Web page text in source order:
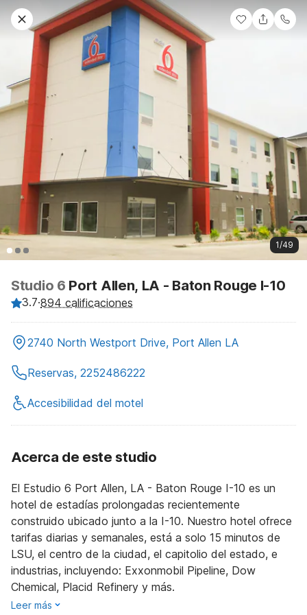
1/49
Studio 6 Port Allen, LA - Baton Rouge I-10
3.7·894 calificaciones
2740 North Westport Drive, Port Allen LA
Reservas, 2252486222
Accesibilidad del motel
Acerca de este studio
El Estudio 6 Port Allen, LA - Baton Rouge I-10 es un
hotel de estadías prolongadas recientemente
construido ubicado junto a la I-10. Nuestro hotel ofrece
tarifas diarias y semanales, está a solo 15 minutos de
LSU, el centro de la ciudad, el capitolio del estado, e
industrias, incluyendo: Exxonmobil Pipeline, Dow
Chemical, Placid Refinery y más.
Leer más